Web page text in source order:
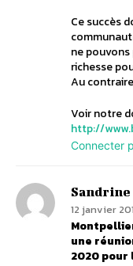
Ce succès
ne
richesse
Au
Voir notre
http://
Connecter
12 janvier
une
2020